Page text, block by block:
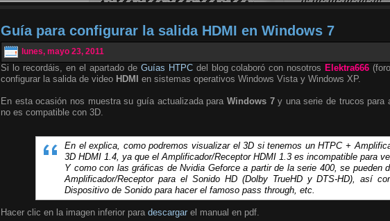
Guía para configurar la salida HDMI en Windows 7
lunes, mayo 23, 2011
Si lo recordáis, en el apartado de Guías HTPCdel blog colaboró con nosotros Elektra666 (foro
configurar la salida de video HDMI en sistemas operativos Windows Vista y Windows XP.
En esta ocasión nos muestra su guía actualizada para Windows 7y una serie de trucos para
no es compatible con 3D.
En el explica, como podremos visualizar el 3D si tenemos un HTPC +
3D HDMI 1.4, ya que el Amplificador/Receptor HDMI 1.3 es incompatible para
Y como con las gráficas de Nvidia Geforce a partir de la serie 400, se pueden
Amplificador/Receptor para el Sonido HD (Dolby TrueHD y DTS-HD), así
Dispositivo de Sonido para hacer el famoso pass through, etc.
Hacer clic en la imagen inferior para descargar el manual en pdf.